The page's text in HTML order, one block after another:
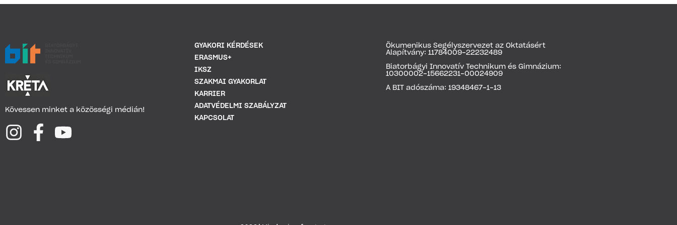
Kövessen minket a közösségi médián!
GYAKORI KÉRDÉSEK
ERASMUS+
IKSZ
SZAKMAI GYAKORLAT
KARRIER
ADATVÉDELMI SZABÁLYZAT
KAPCSOLAT
Ökumenikus Segélyszervezet az Oktatásért
Alapítvány: 11784009-22232489
Biatorbágyi Innovatív Technikum és Gimnázium:
10300002-15662231-00024909
A BIT adószáma: 19348467-1-13